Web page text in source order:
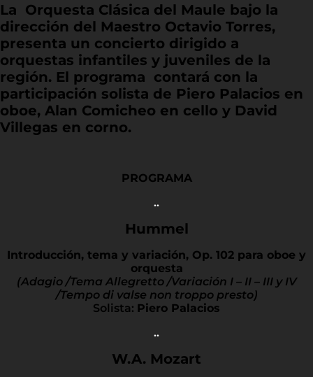
La Orquesta Clásica del Maule bajo la
dirección del Maestro Octavio Torres,
presenta un concierto dirigido a
orquestas infantiles y juveniles de la
región. El programa contará con la
participación solista de Piero Palacios en
oboe, Alan Comicheo en cello y David
Villegas en corno.
PROGRAMA
..
Hummel
Introducción, tema y variación, Op. 102 para oboe y
orquesta
(Adagio /Tema Allegretto /Variación I – II – III y IV
/Tempo di valse non troppo presto)
Solista: Piero Palacios
..
W.A. Mozart